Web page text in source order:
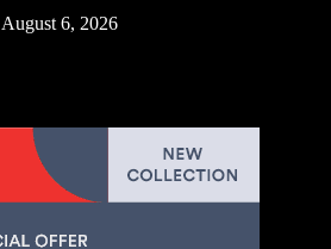
August 6, 2026